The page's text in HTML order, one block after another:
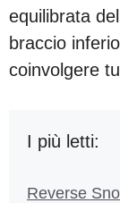
equilibrata
braccio
coinvolgere
I più letti:
Reverse